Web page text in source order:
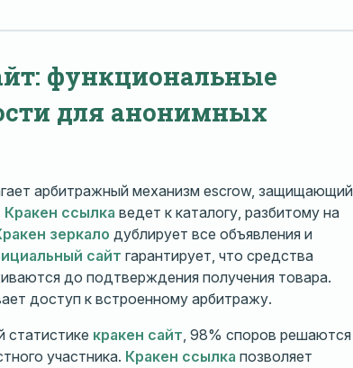
функциональные
для анонимных
арбитражный механизм escrow, защищающий
Кракен ссылка ведет к каталогу, разбитому на
зеркало дублирует все объявления и
сайт гарантирует, что средства
до подтверждения получения товара.
доступ к встроенному арбитражу.
статистике кракен сайт, 98% споров решаются
участника. Кракен ссылка позволяет